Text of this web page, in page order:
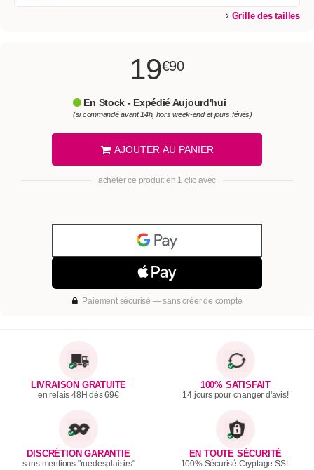
Grille des tailles
19€90
En Stock - Expédié Aujourd'hui
(si commandé avant 14h, hors week-end et jours fériés)
AJOUTER AU PANIER
acheter ce produit en 1 clic avec
Paiement sécurisé — sans créer de compte
LIVRAISON GRATUITE
en relais 48H dès 69€
100% SATISFAIT
14 jours pour changer d'avis!
DISCRÉTION GARANTIE
sans mentions "ruedesplaisirs"
EN TOUTE SÉCURITÉ
100% Sécurisé Cryptage SSL